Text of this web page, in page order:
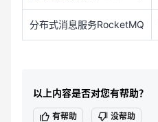
分布式消息服务RocketMQ
以上内容是否对您有帮助？
有帮助 没帮助